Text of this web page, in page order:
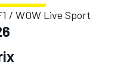
/ WOW Live Sport